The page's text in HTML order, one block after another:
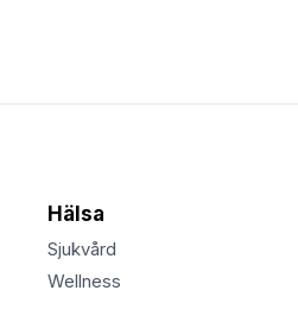
Hälsa
Sjukvård
Wellness